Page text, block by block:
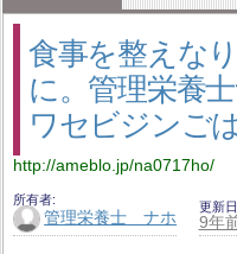
食事を整えな
に。管理栄養
ワセビジンご
http://ameblo.jp/na0717ho/
所有者
管理栄養士 ナホ
更新
9年